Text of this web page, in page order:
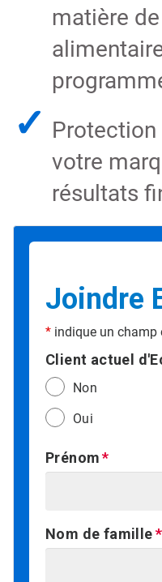
matière
✓
votre
résultats
Joindre
* indique un champ
Client actuel
Non
Oui
Prénom
Nom de famille